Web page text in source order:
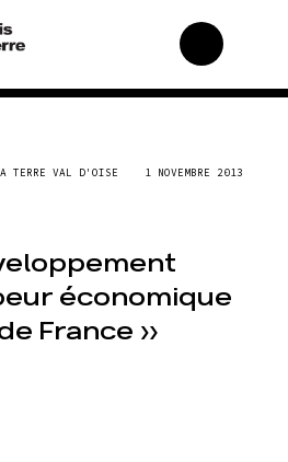
grand enfumage
destructrice
Gaz au Mozambique,
la violence TOTAL(e)
TERRE VAL D'OISE 1 NOVEMBRE 2013
économique
France »